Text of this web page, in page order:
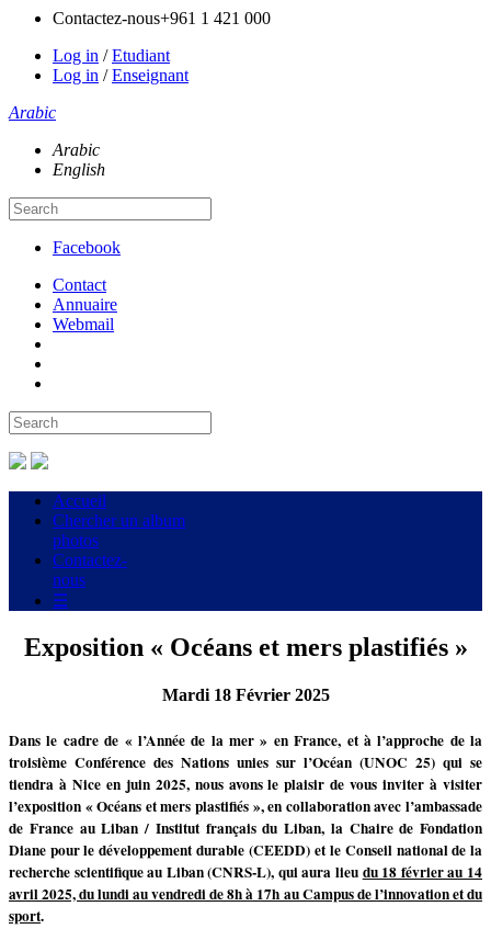
Contactez-nous+961 1 421 000
Log in /Etudiant
Log in /Enseignant
Arabic
Arabic
English
Facebook
Contact
Annuaire
Webmail
Accueil
Chercher un album
photos
Contactez-
nous
☰
Exposition « Océans et mers plastifiés »
Mardi 18 Février 2025
Dans le cadre de « l’Année de la mer » en France, et à l’approche de la
troisième Conférence des Nations unies sur l’Océan (UNOC 25) qui se
tiendra à Nice en juin 2025, nous avons le plaisir de vous inviter à visiter
l’exposition « Océans et mers plastifiés », en collaboration avec l’ambassade
de France au Liban / Institut français du Liban, la Chaire de Fondation
Diane pour le développement durable (CEEDD) et le Conseil national de la
recherche scientifique au Liban (CNRS-L), qui aura lieu du 18 février au 14
avril 2025, du lundi au vendredi de 8h à 17h au Campus de l’innovation et du
sport.